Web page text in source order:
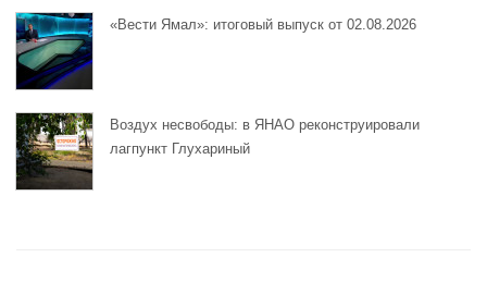
«Вести Ямал»: итоговый выпуск от 02.08.2026
Воздух несвободы: в ЯНАО реконструировали
лагпункт Глухариный